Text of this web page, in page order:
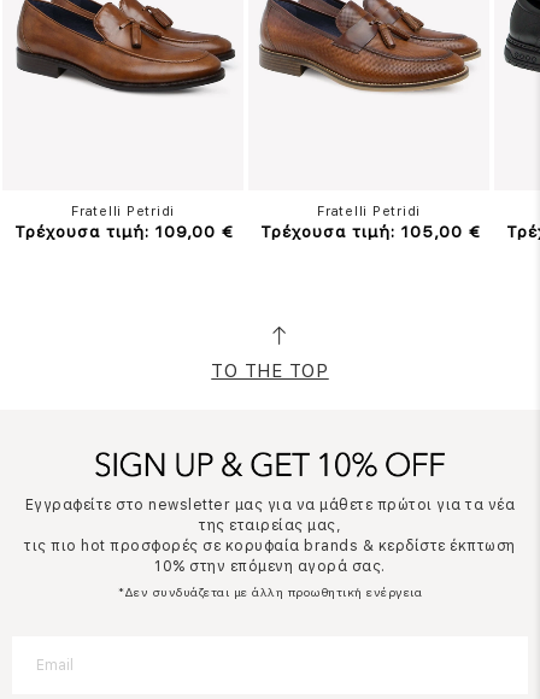
Fratelli Petridi
Τρέχουσα τιμή: 109,00 €
Fratelli Petridi
Τρέχουσα τιμή: 105,00 €
TO THE TOP
Εγγραφείτε στο newsletter μας για να μάθετε πρώτοι για τα νέα
της εταιρείας μας,
τις πιο hot προσφορές σε κορυφαία brands & κερδίστε έκπτωση
10% στην επόμενη αγορά σας.
*Δεν συνδυάζεται με άλλη προωθητική ενέργεια